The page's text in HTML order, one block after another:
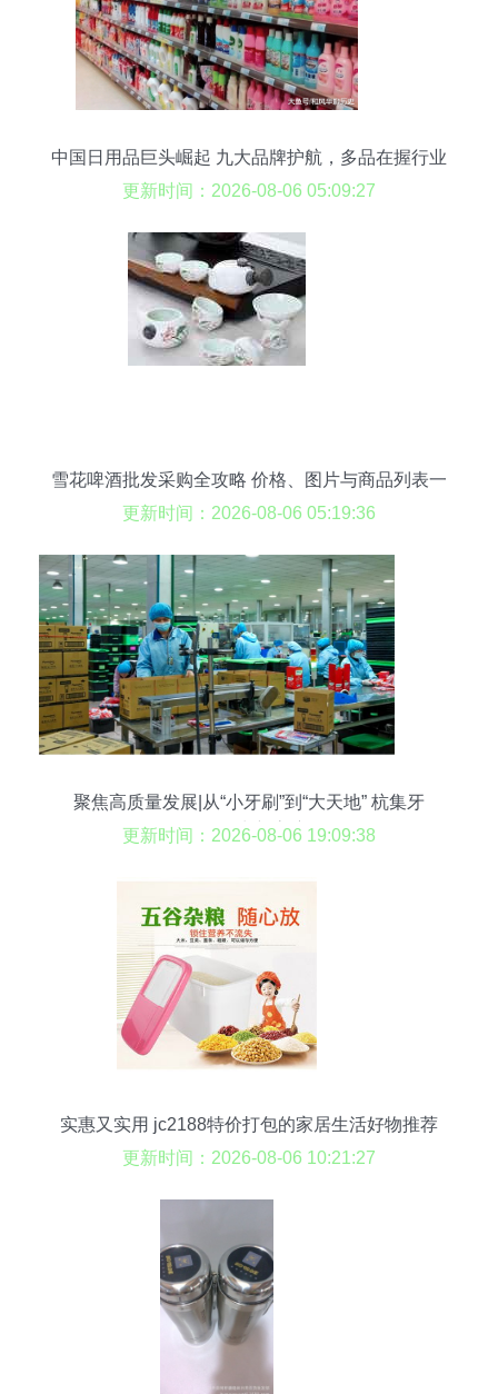
中国日用品巨头崛起 九大品牌护航，多品在握行业
第一
更新时间：2026-08-06 05:09:27
雪花啤酒批发采购全攻略 价格、图片与商品列表一
网打尽
更新时间：2026-08-06 05:19:36
聚焦高质量发展|从“小牙刷”到“大天地” 杭集牙
刷“刷”出新高度
更新时间：2026-08-06 19:09:38
实惠又实用 jc2188特价打包的家居生活好物推荐
更新时间：2026-08-06 10:21:27